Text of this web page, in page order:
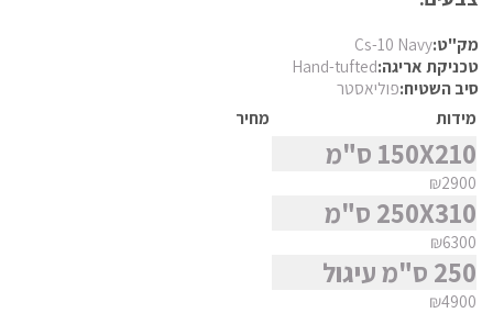
סגנוןפרסי נהין
פרסי סנה
פרסי קום
פרסי קום משי
פרסי קלארדש
מק"ט:Cs-10 Navy
טכניקת אריגה:Hand-tufted
סיב השטיח:פוליאסטר
מידות
מחיר
150X210 ס"מ
₪2900
250X310 ס"מ
₪6300
250 ס"מ עיגול
₪4900